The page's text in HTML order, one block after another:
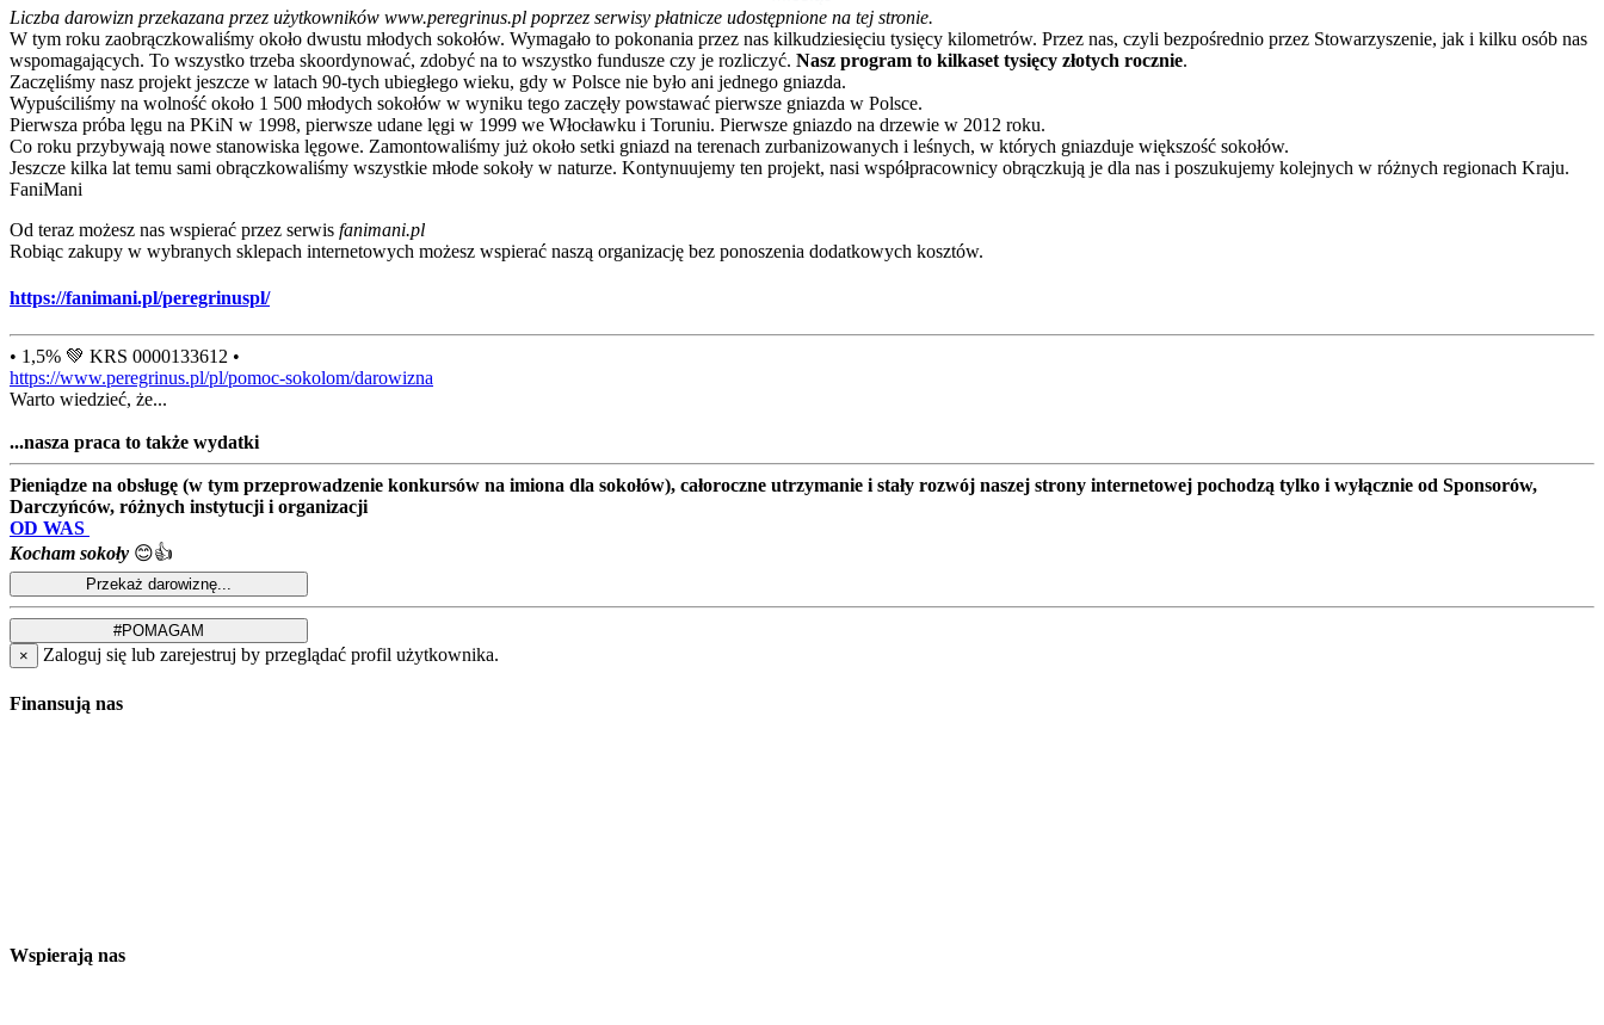
Liczba darowizn przekazana przez użytkowników www.peregrinus.pl poprzez serwisy płatnicze udostępnione na tej stronie.
W tym roku zaobrączkowaliśmy około dwustu młodych sokołów. Wymagało to pokonania przez nas kilkudziesięciu tysięcy kilometrów. Przez nas, czyli bezpośrednio przez Stowarzyszenie, jak i kilku osób nas
wspomagających. To wszystko trzeba skoordynować, zdobyć na to wszystko fundusze czy je rozliczyć. Nasz program to kilkaset tysięcy złotych rocznie.
Zaczęliśmy nasz projekt jeszcze w latach 90-tych ubiegłego wieku, gdy w Polsce nie było ani jednego gniazda.
Wypuściliśmy na wolność około 1 500 młodych sokołów w wyniku tego zaczęły powstawać pierwsze gniazda w Polsce.
Pierwsza próba lęgu na PKiN w 1998, pierwsze udane lęgi w 1999 we Włocławku i Toruniu. Pierwsze gniazdo na drzewie w 2012 roku.
Co roku przybywają nowe stanowiska lęgowe. Zamontowaliśmy już około setki gniazd na terenach zurbanizowanych i leśnych, w których gniazduje większość sokołów.
Jeszcze kilka lat temu sami obrączkowaliśmy wszystkie młode sokoły w naturze. Kontynuujemy ten projekt, nasi współpracownicy obrączkują je dla nas i poszukujemy kolejnych w różnych regionach Kraju.
FaniMani
Od teraz możesz nas wspierać przez serwis fanimani.pl
Robiąc zakupy w wybranych sklepach internetowych możesz wspierać naszą organizację bez ponoszenia dodatkowych kosztów.
https://fanimani.pl/peregrinuspl/
• 1,5% 💚 KRS 0000133612 •
https://www.peregrinus.pl/pl/pomoc-sokolom/darowizna
Warto wiedzieć, że...
...nasza praca to także wydatki
Pieniądze na obsługę (w tym przeprowadzenie konkursów na imiona dla sokołów), całoroczne utrzymanie i stały rozwój naszej strony internetowej pochodzą tylko i wyłącznie od Sponsorów,
Darczyńców, różnych instytucji i organizacji
OD WAS
Kocham sokoły 😊👍
× Zaloguj się lub zarejestruj by przeglądać profil użytkownika.
Finansują nas
Wspierają nas